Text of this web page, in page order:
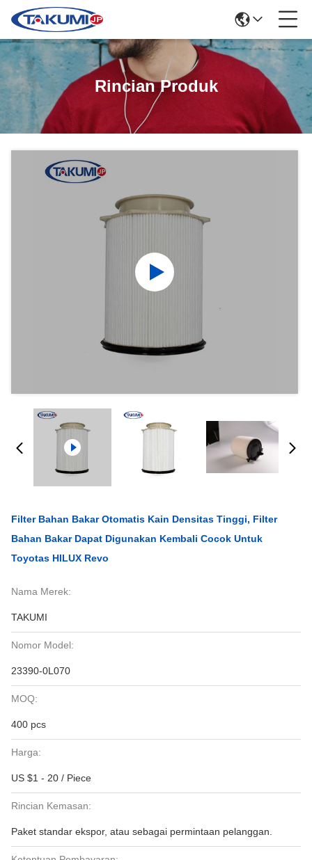
Rincian Produk
Filter Bahan Bakar Otomatis Kain Densitas Tinggi, Filter
Bahan Bakar Dapat Digunakan Kembali Cocok Untuk
Toyotas HILUX Revo
Nama Merek:
TAKUMI
Nomor Model:
23390-0L070
MOQ:
400 pcs
Harga:
US $1 - 20 / Piece
Rincian Kemasan:
Paket standar ekspor, atau sebagai permintaan pelanggan.